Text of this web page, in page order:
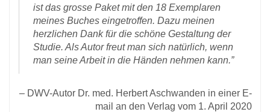
ist das grosse Paket mit den 18 Exemplaren
meines Buches eingetroffen. Dazu meinen
herzlichen Dank für die schöne Gestaltung der
Studie. Als Autor freut man sich natürlich, wenn
man seine Arbeit in die Händen nehmen kann.
DWV-Autor Dr. med. Herbert Aschwanden in einer E-
mail an den Verlag vom 1. April 2020